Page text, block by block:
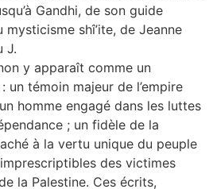
Gandhi, de son guide
mysticisme shî’ite, de Jeanne
J.
y apparaît comme un
un témoin majeur de l’empire
homme engagé dans les luttes
; un fidèle de la
à la vertu unique du peuple
des victimes
la Palestine. Ces écrits,